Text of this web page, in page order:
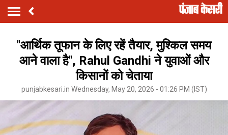
''आर्थिक तूफान के लिए रहें तैयार, मुश्किल समय
आने वाला है'', Rahul Gandhi ने युवाओं और
किसानों को चेताया
punjabkesari.in Wednesday, May 20, 2026 - 01:26 PM (IST)